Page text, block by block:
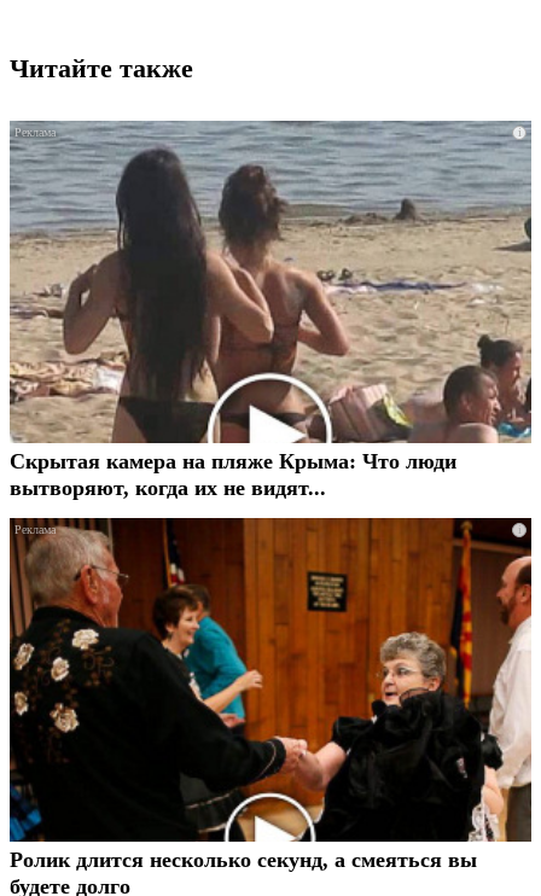
Читайте также
i
Скрытая камера на пляже Крыма: Что люди
вытворяют, когда их не видят...
i
Ролик длится несколько секунд, а смеяться вы
будете долго